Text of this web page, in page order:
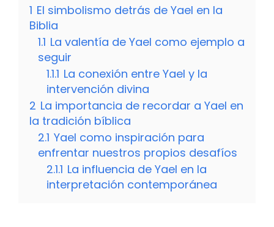
1 El simbolismo detrás de Yael en la
Biblia
1.1 La valentía de Yael como ejemplo a
seguir
1.1.1 La conexión entre Yael y la
intervención divina
2 La importancia de recordar a Yael en
la tradición bíblica
2.1 Yael como inspiración para
enfrentar nuestros propios desafíos
2.1.1 La influencia de Yael en la
interpretación contemporánea